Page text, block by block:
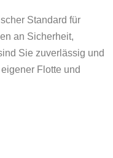
Standard für
an Sicherheit,
Sie zuverlässig und
Flotte und